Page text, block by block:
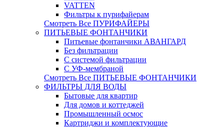
VATTEN
Фильтры к пурифайерам
Смотреть Все ПУРИФАЙЕРЫ
ПИТЬЕВЫЕ ФОНТАНЧИКИ
Питьевые фонтанчики АВАНГАРД
Без фильтрации
С системой фильтрации
С УФ-мембраной
Смотреть Все ПИТЬЕВЫЕ ФОНТАНЧИКИ
ФИЛЬТРЫ ДЛЯ ВОДЫ
Бытовые для квартир
Для домов и коттеджей
Промышленный осмос
Картриджи и комплектующие